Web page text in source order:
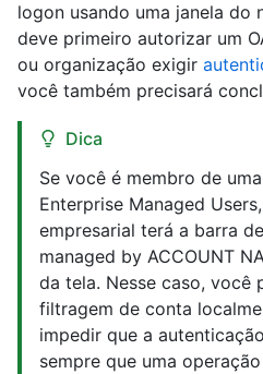
logon usando uma janela do
deve primeiro autorizar um
ou organização exigir
você também precisará
Dica
Se você é membro de
Enterprise Managed
empresarial terá a barra
managed by ACCOUNT
da tela. Nesse caso, você
filtragem de conta
impedir que a
sempre que uma